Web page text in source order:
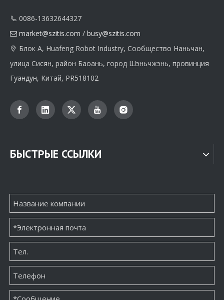
 0086-13632644327
 market@szitis.com / busy@szitis.com
 Блок A, Huafeng Robot Industry, Сообщество Наньчан,
улица Сисян, район Баоань, город Шэньчжэнь, провинция
Гуандун, Китай, PR518102
БЫСТРЫЕ ССЫЛКИ